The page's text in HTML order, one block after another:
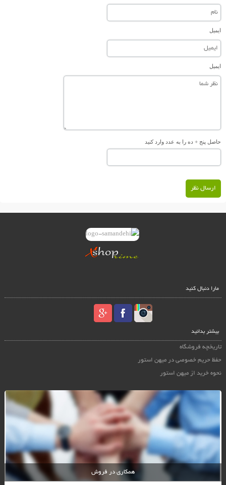
ایمیل
ایمیل
حاصل پنج + ده را به عدد وارد کنید
ارسال نظر
مارا دنبال کنید
بیشتر بدانید
تاریخچه فروشگاه
حفظ حریم خصوصی در میهن استور
نحوه خرید از میهن استور
همکاری در فروش